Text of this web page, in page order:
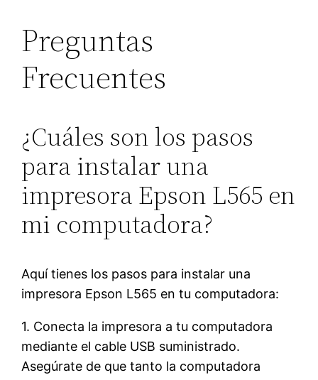
Preguntas
Frecuentes
¿Cuáles son los pasos
para instalar una
impresora Epson L565 en
mi computadora?
Aquí tienes los pasos para instalar una
impresora Epson L565 en tu computadora:
1. Conecta la impresora a tu computadora
mediante el cable USB suministrado.
Asegúrate de que tanto la computadora